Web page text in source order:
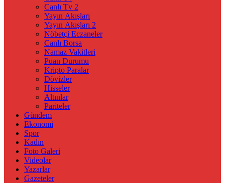
Canlı Tv 2
Yayın Akışları
Yayın Akışları 2
Nöbetçi Eczaneler
Canlı Borsa
Namaz Vakitleri
Puan Durumu
Kripto Paralar
Dövizler
Hisseler
Altınlar
Pariteler
Gündem
Ekonomi
Spor
Kadın
Foto Galeri
Videolar
Yazarlar
Gazeteler